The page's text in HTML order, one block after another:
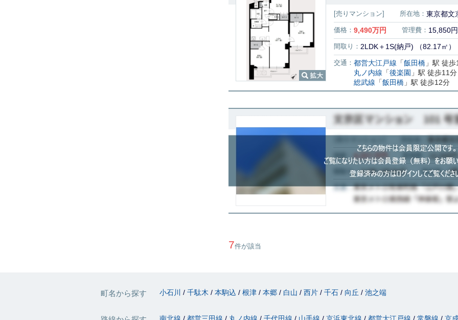
[売りマンション] 所在地： 東京都文
価格： 9,490万円 管理費： 15,850円
間取り： 2LDK＋1S(納戸) （82.17㎡）
交通： 都営大江戸線 「飯田橋 」駅 徒
丸ノ内線 「後楽園 」駅 徒歩11分
総武線 「飯田橋 」駅 徒歩12分
7件が該当
町名から探す 小石川 千駄木 本駒込 根津 本郷 白山 西片 千石 向丘 池之端